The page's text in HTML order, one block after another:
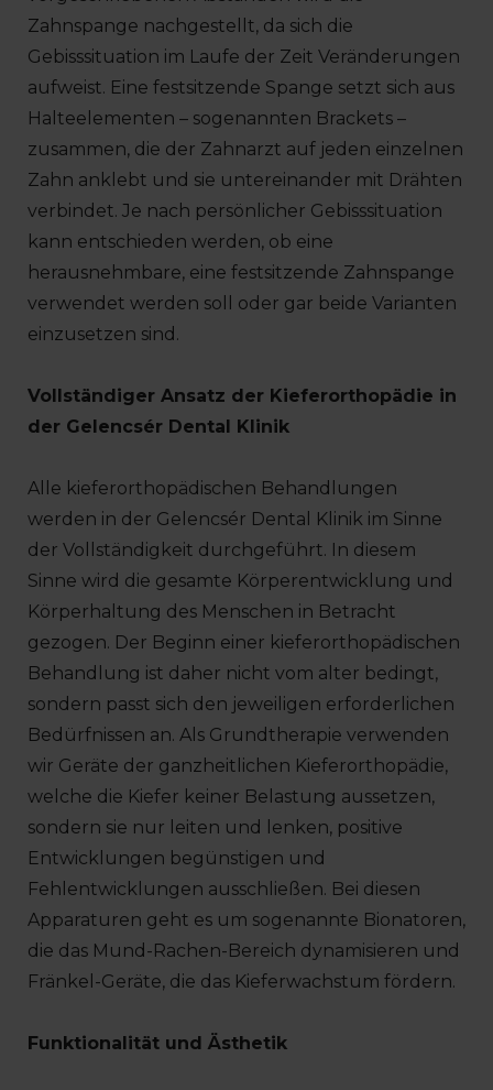
Zahnspange nachgestellt, da sich die
Gebisssituation im Laufe der Zeit Veränderungen
aufweist. Eine festsitzende Spange setzt sich aus
Halteelementen – sogenannten Brackets –
zusammen, die der Zahnarzt auf jeden einzelnen
Zahn anklebt und sie untereinander mit Drähten
verbindet. Je nach persönlicher Gebisssituation
kann entschieden werden, ob eine
herausnehmbare, eine festsitzende Zahnspange
verwendet werden soll oder gar beide Varianten
einzusetzen sind.
Vollständiger Ansatz der Kieferorthopädie in
der Gelencsér Dental Klinik
Alle kieferorthopädischen Behandlungen
werden in der Gelencsér Dental Klinik im Sinne
der Vollständigkeit durchgeführt. In diesem
Sinne wird die gesamte Körperentwicklung und
Körperhaltung des Menschen in Betracht
gezogen. Der Beginn einer kieferorthopädischen
Behandlung ist daher nicht vom alter bedingt,
sondern passt sich den jeweiligen erforderlichen
Bedürfnissen an. Als Grundtherapie verwenden
wir Geräte der ganzheitlichen Kieferorthopädie,
welche die Kiefer keiner Belastung aussetzen,
sondern sie nur leiten und lenken, positive
Entwicklungen begünstigen und
Fehlentwicklungen ausschließen. Bei diesen
Apparaturen geht es um sogenannte Bionatoren,
die das Mund-Rachen-Bereich dynamisieren und
Fränkel-Geräte, die das Kieferwachstum fördern.
Funktionalität und Ästhetik